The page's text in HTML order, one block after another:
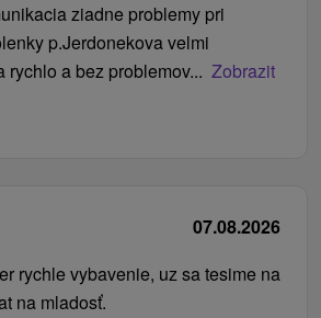
ziadne problemy pri
p.Jerdonekova velmi
rychlo a bez problemov... Zobrazit
07.08.2026
rychle vybavenie, uz sa tesime na
na mladosť.